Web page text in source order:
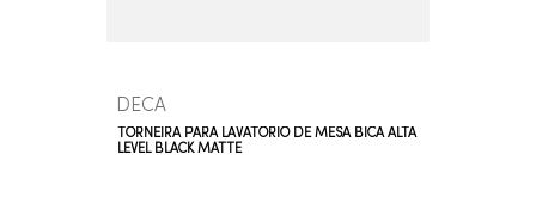
DECA
TORNEIRA PARA LAVATÓRIO DE MESA BICA ALTA
LEVEL BLACK MATTE